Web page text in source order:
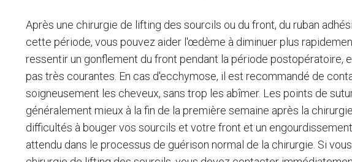
Après une chirurgie de lifting des sourcils ou du front, du ruban
cette période, vous pouvez aider l'œdème à diminuer plus
ressentir un gonflement du front pendant la période postopératoire,
pas très courantes. En cas d'ecchymose, il est recommandé de
soigneusement les cheveux, sans trop les abîmer. Les points de
généralement mieux à la fin de la première semaine après la
difficultés à bouger vos sourcils et votre front et un
attendu dans le processus de guérison normal de la chirurgie. Si